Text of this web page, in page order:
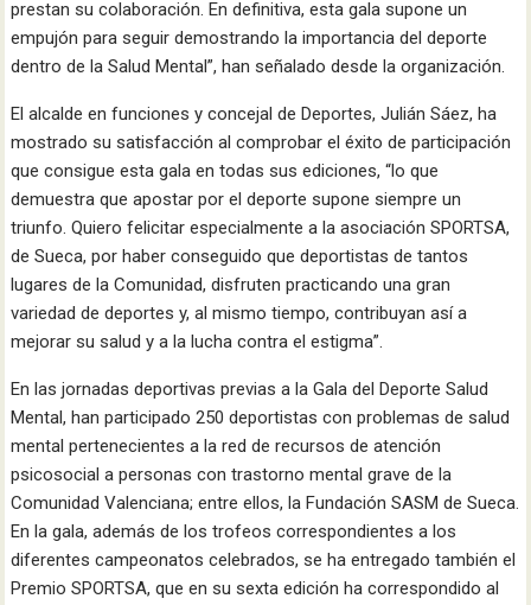
prestan su colaboración. En definitiva, esta gala supone un
empujón para seguir demostrando la importancia del deporte
dentro de la Salud Mental”, han señalado desde la organización.
El alcalde en funciones y concejal de Deportes, Julián Sáez, ha
mostrado su satisfacción al comprobar el éxito de participación
que consigue esta gala en todas sus ediciones, “lo que
demuestra que apostar por el deporte supone siempre un
triunfo. Quiero felicitar especialmente a la asociación SPORTSA,
de Sueca, por haber conseguido que deportistas de tantos
lugares de la Comunidad, disfruten practicando una gran
variedad de deportes y, al mismo tiempo, contribuyan así a
mejorar su salud y a la lucha contra el estigma”.
En las jornadas deportivas previas a la Gala del Deporte Salud
Mental, han participado 250 deportistas con problemas de salud
mental pertenecientes a la red de recursos de atención
psicosocial a personas con trastorno mental grave de la
Comunidad Valenciana; entre ellos, la Fundación SASM de Sueca.
En la gala, además de los trofeos correspondientes a los
diferentes campeonatos celebrados, se ha entregado también el
Premio SPORTSA, que en su sexta edición ha correspondido al